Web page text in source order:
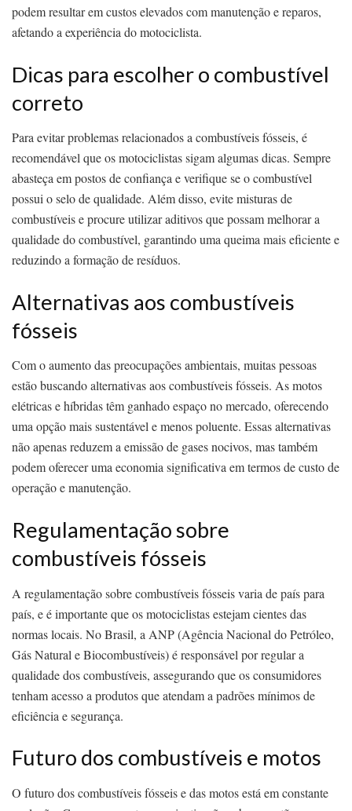
podem resultar em custos elevados com manutenção e reparos,
afetando a experiência do motociclista.
Dicas para escolher o combustível
correto
Para evitar problemas relacionados a combustíveis fósseis, é
recomendável que os motociclistas sigam algumas dicas. Sempre
abasteça em postos de confiança e verifique se o combustível
possui o selo de qualidade. Além disso, evite misturas de
combustíveis e procure utilizar aditivos que possam melhorar a
qualidade do combustível, garantindo uma queima mais eficiente e
reduzindo a formação de resíduos.
Alternativas aos combustíveis
fósseis
Com o aumento das preocupações ambientais, muitas pessoas
estão buscando alternativas aos combustíveis fósseis. As motos
elétricas e híbridas têm ganhado espaço no mercado, oferecendo
uma opção mais sustentável e menos poluente. Essas alternativas
não apenas reduzem a emissão de gases nocivos, mas também
podem oferecer uma economia significativa em termos de custo de
operação e manutenção.
Regulamentação sobre
combustíveis fósseis
A regulamentação sobre combustíveis fósseis varia de país para
país, e é importante que os motociclistas estejam cientes das
normas locais. No Brasil, a ANP (Agência Nacional do Petróleo,
Gás Natural e Biocombustíveis) é responsável por regular a
qualidade dos combustíveis, assegurando que os consumidores
tenham acesso a produtos que atendam a padrões mínimos de
eficiência e segurança.
Futuro dos combustíveis e motos
O futuro dos combustíveis fósseis e das motos está em constante